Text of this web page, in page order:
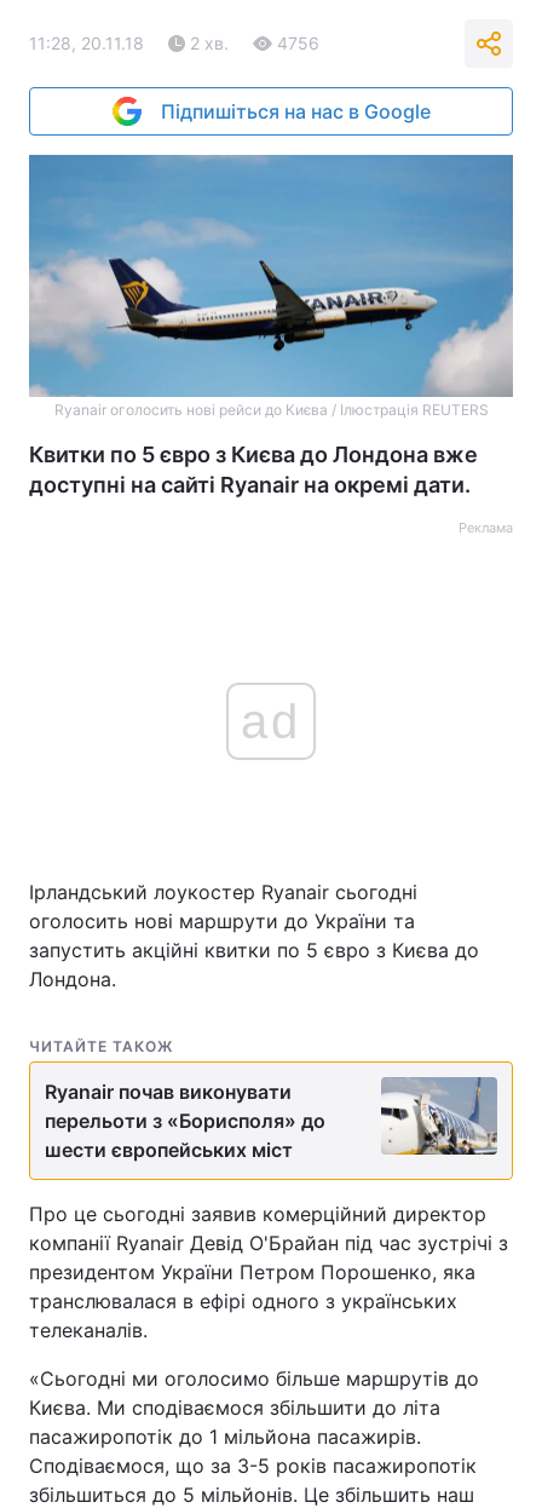
11:28, 20.11.18 2 хв. 4756
Підпишіться на нас в Google
Ryanair оголосить нові рейси до Києва / Ілюстрація REUTERS
Квитки по 5 євро з Києва до Лондона вже
доступні на сайті Ryanair на окремі дати.
Реклама
ad
Ірландський лоукостер Ryanair сьогодні
оголосить нові маршрути до України та
запустить акційні квитки по 5 євро з Києва до
Лондона.
ЧИТАЙТЕ ТАКОЖ
Ryanair почав виконувати
перельоти з «Борисполя» до
шести європейських міст
Про це сьогодні заявив комерційний директор
компанії Ryanair Девід О'Брайан під час зустрічі з
президентом України Петром Порошенко, яка
транслювалася в ефірі одного з українських
телеканалів.
«Сьогодні ми оголосимо більше маршрутів до
Києва. Ми сподіваємося збільшити до літа
пасажиропотік до 1 мільйона пасажирів.
Сподіваємося, що за 3-5 років пасажиропотік
збільшиться до 5 мільйонів. Це збільшить наш